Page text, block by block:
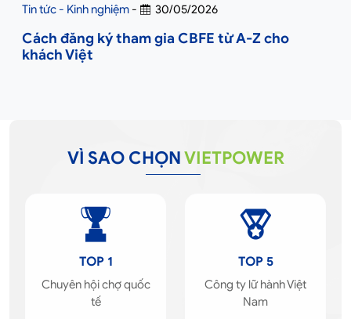
Tin tức - Kinh nghiệm - 30/05/2026
Cách đăng ký tham gia CBFE từ A-Z cho
khách Việt
VÌ SAO CHỌNVIETPOWER
TOP 1
Chuyên hội chợ quốc
tế
TOP 5
Công ty lữ hành Việt
Nam